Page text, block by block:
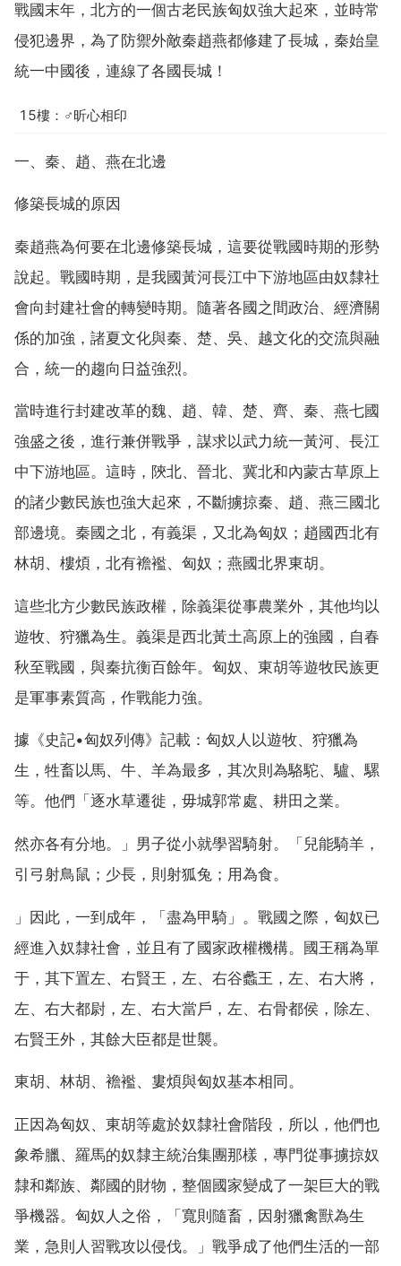
戰國末年，北方的一個古老民族匈奴強大起來，並時常
侵犯邊界，為了防禦外敵秦趙燕都修建了長城，秦始皇
統一中國後，連線了各國長城！
15樓：♂昕心相印
一、秦、趙、燕在北邊
修築長城的原因
秦趙燕為何要在北邊修築長城，這要從戰國時期的形勢
說起。戰國時期，是我國黃河長江中下游地區由奴隸社
會向封建社會的轉變時期。隨著各國之間政治、經濟關
係的加強，諸夏文化與秦、楚、吳、越文化的交流與融
合，統一的趨向日益強烈。
當時進行封建改革的魏、趙、韓、楚、齊、秦、燕七國
強盛之後，進行兼併戰爭，謀求以武力統一黃河、長江
中下游地區。這時，陝北、晉北、冀北和內蒙古草原上
的諸少數民族也強大起來，不斷擄掠秦、趙、燕三國北
部邊境。秦國之北，有義渠，又北為匈奴；趙國西北有
林胡、樓煩，北有襜襤、匈奴；燕國北界東胡。
這些北方少數民族政權，除義渠從事農業外，其他均以
遊牧、狩獵為生。義渠是西北黃土高原上的強國，自春
秋至戰國，與秦抗衡百餘年。匈奴、東胡等遊牧民族更
是軍事素質高，作戰能力強。
據《史記•匈奴列傳》記載：匈奴人以遊牧、狩獵為
生，牲畜以馬、牛、羊為最多，其次則為駱駝、驢、騾
等。他們「逐水草遷徙，毋城郭常處、耕田之業。
然亦各有分地。」男子從小就學習騎射。「兒能騎羊，
引弓射鳥鼠；少長，則射狐兔；用為食。
」因此，一到成年，「盡為甲騎」。戰國之際，匈奴已
經進入奴隸社會，並且有了國家政權機構。國王稱為單
于，其下置左、右賢王，左、右谷蠡王，左、右大將，
左、右大都尉，左、右大當戶，左、右骨都侯，除左、
右賢王外，其餘大臣都是世襲。
東胡、林胡、襜襤、婁煩與匈奴基本相同。
正因為匈奴、東胡等處於奴隸社會階段，所以，他們也
象希臘、羅馬的奴隸主統治集團那樣，專門從事擄掠奴
隸和鄰族、鄰國的財物，整個國家變成了一架巨大的戰
爭機器。匈奴人之俗，「寬則隨畜，因射獵禽獸為生
業，急則人習戰攻以侵伐。」戰爭成了他們生活的一部